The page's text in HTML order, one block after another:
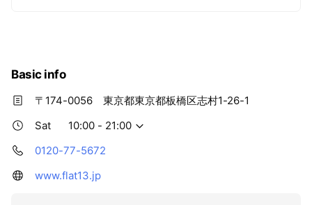
Basic info
〒174-0056 東京都東京都板橋区志村1-26-1
Sat
10:00 - 21:00
0120-77-5672
www.flat13.jp